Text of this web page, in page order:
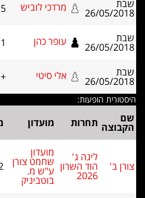
26/ מרדכי לוביש 0.5
-
0.5
26/ עופר כהן 1
26/ אלי סיטי +
הופעות:
תחרות מועדון מפגשים
הוד השרון
2026
מועדון
שחמט צורן
ע"ש מ.
בוטביניק
12